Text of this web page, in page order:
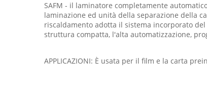
SAFM - il laminatore completamente
laminazione ed unità della separazione della
riscaldamento adotta il sistema incorporato
struttura compatta, l'alta automatizzazione,
APPLICAZIONI: È usata per il film e la carta